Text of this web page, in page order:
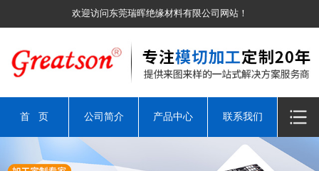
欢迎访问东莞瑞晖绝缘材料有限公司网站！
首 页 公司简介 产品中心 联系我们